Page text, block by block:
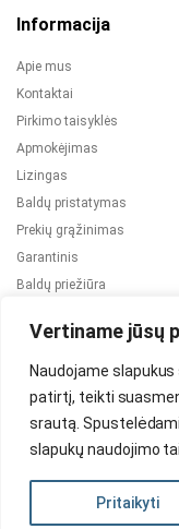
Vertiname jūsų
Naudojame
patirtį, teikti
srautą.
slapukų naudojimo
Pritaikyti
Informacija
Apie mus
Kontaktai
Pirkimo taisyklės
Apmokėjimas
Lizingas
Baldų pristatymas
Prekių grąžinimas
Garantinis
Baldų priežiūra
2024 © Visos teisės
Asmens duomenų